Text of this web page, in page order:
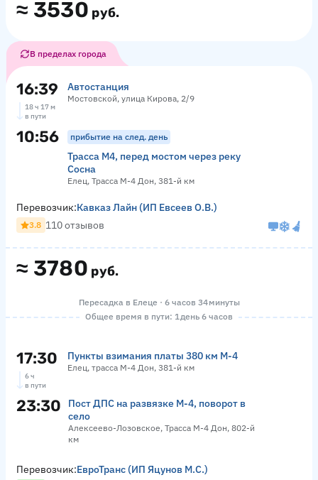
≈ 3530 руб.
В пределах города
16:39 Автостанция
Мостовской, улица Кирова, 2/9
18 ч 17 м
в пути
10:56 прибытие на след. день
Трасса М4, перед мостом через реку
Сосна
Елец, Трасса М-4 Дон, 381-й км
≈ 3780 руб.
Перевозчик:Кавказ Лайн (ИП Евсеев О.В.)
3.8 110 отзывов
Пересадка в Елеце · 6 часов 34 минуты
Общее время в пути: 1 день 6 часов
17:30 Пункты взимания платы 380 км М-4
Елец, трасса М-4 Дон, 381-й км
6 ч
в пути
23:30
Пост ДПС на развязке М-4, поворот в
село
Алексеево-Лозовское, Трасса М-4 Дон, 802-й
км
Перевозчик:ЕвроТранс (ИП Яцунов М.С.)